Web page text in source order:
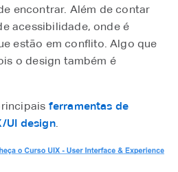
encontrar. Além de contar
acessibilidade, onde é
estão em conflito. Algo que
o design também é
ferramentas de
UI design.